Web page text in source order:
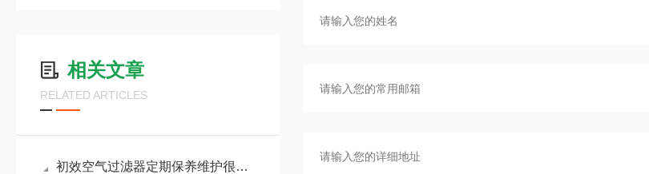
相关文章
RELATED ARTICLES
初效空气过滤器定期保养维护很有必要